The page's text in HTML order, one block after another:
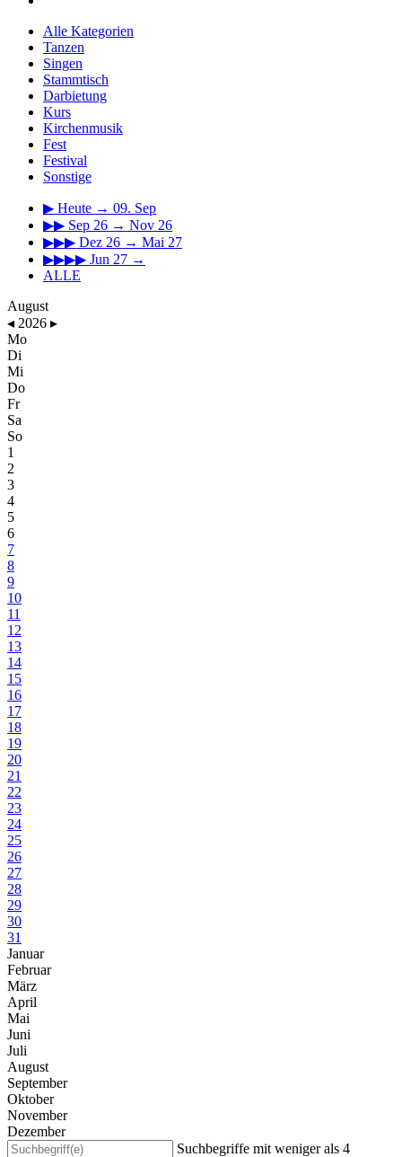
Alle Kategorien
Tanzen
Singen
Stammtisch
Darbietung
Kurs
Kirchenmusik
Fest
Festival
Sonstige
▶ Heute → 09. Sep
▶▶ Sep 26 → Nov 26
▶▶▶ Dez 26 → Mai 27
▶▶▶▶ Jun 27 →
ALLE
August
◂ 2026 ▸
Mo
Di
Mi
Do
Fr
Sa
So
1
2
3
4
5
6
7
8
9
10
11
12
13
14
15
16
17
18
19
20
21
22
23
24
25
26
27
28
29
30
31
Januar
Februar
März
April
Mai
Juni
Juli
August
September
Oktober
November
Dezember
Suchbegriffe mit weniger als 4